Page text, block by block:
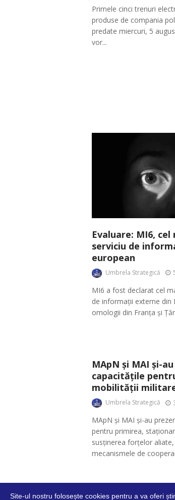
Primele cinci trenuri
produse de compania
predate miercuri, 5
vor...
Evaluare: MI6,
serviciu de
european
Umbrela Strategică
MI6 a fost declarat cel
de informații externe din
omologii din Franța și
MApN și MAI și-
capacitățile
mobilității
Umbrela Strategică
MApN și MAI și-au
pentru primirea,
susținerea forțelor
mecanismele de
Site-ul nostru folosește cookies pentru a va oferi